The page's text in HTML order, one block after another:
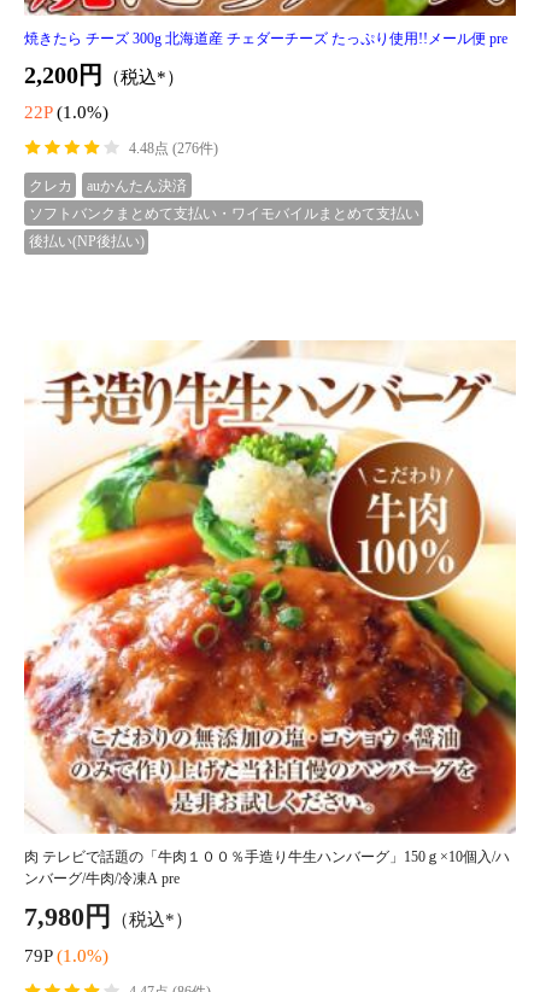
馬刺し上赤身ミニパック約1000g/10-20本【ポーランド、
アルゼンチン、カナダ、フランス、アイスランド ウルグ
アイ メキシコ ブラジル冷凍
11,980円 （税込*）
送料無
料
(1.0%)